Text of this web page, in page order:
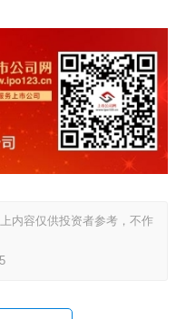
内容仅供投资者参考，不作